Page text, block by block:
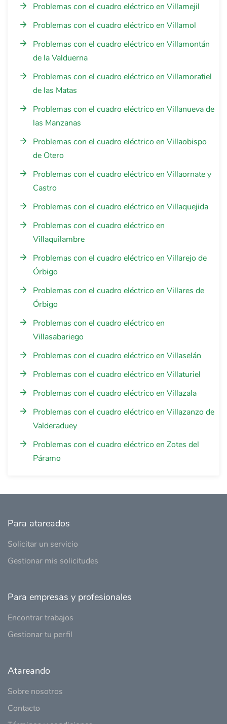
Problemas con el cuadro eléctrico en Villamejil
Problemas con el cuadro eléctrico en Villamol
Problemas con el cuadro eléctrico en Villamontán
de la Valduerna
Problemas con el cuadro eléctrico en Villamoratiel
de las Matas
Problemas con el cuadro eléctrico en Villanueva de
las Manzanas
Problemas con el cuadro eléctrico en Villaobispo
de Otero
Problemas con el cuadro eléctrico en Villaornate y
Castro
Problemas con el cuadro eléctrico en Villaquejida
Problemas con el cuadro eléctrico en
Villaquilambre
Problemas con el cuadro eléctrico en Villarejo de
Órbigo
Problemas con el cuadro eléctrico en Villares de
Órbigo
Problemas con el cuadro eléctrico en
Villasabariego
Problemas con el cuadro eléctrico en Villaselán
Problemas con el cuadro eléctrico en Villaturiel
Problemas con el cuadro eléctrico en Villazala
Problemas con el cuadro eléctrico en Villazanzo de
Valderaduey
Problemas con el cuadro eléctrico en Zotes del
Páramo
Para atareados
Solicitar un servicio
Gestionar mis solicitudes
Para empresas y profesionales
Encontrar trabajos
Gestionar tu perfil
Atareando
Sobre nosotros
Contacto